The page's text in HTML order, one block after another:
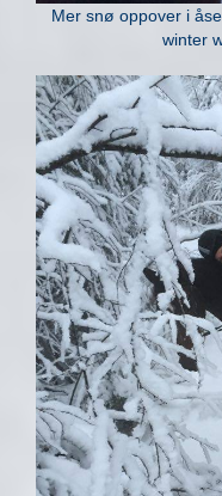
Mer snø oppover i
winter